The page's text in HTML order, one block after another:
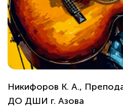
Никифоров К. А.,
ДО ДШИ г. Азова